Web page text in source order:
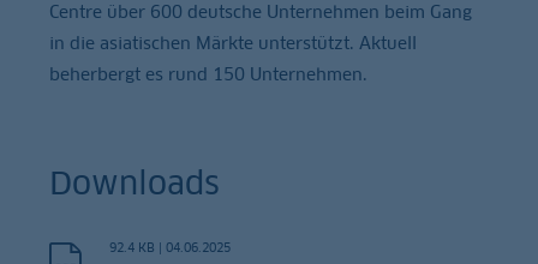
Centre über 600 deutsche Unternehmen beim Gang
in die asiatischen Märkte unterstützt. Aktuell
beherbergt es rund 150 Unternehmen.
Downloads
92.4 KB | 04.06.2025